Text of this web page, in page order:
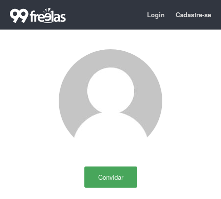
Login Cadastre-se
Convidar